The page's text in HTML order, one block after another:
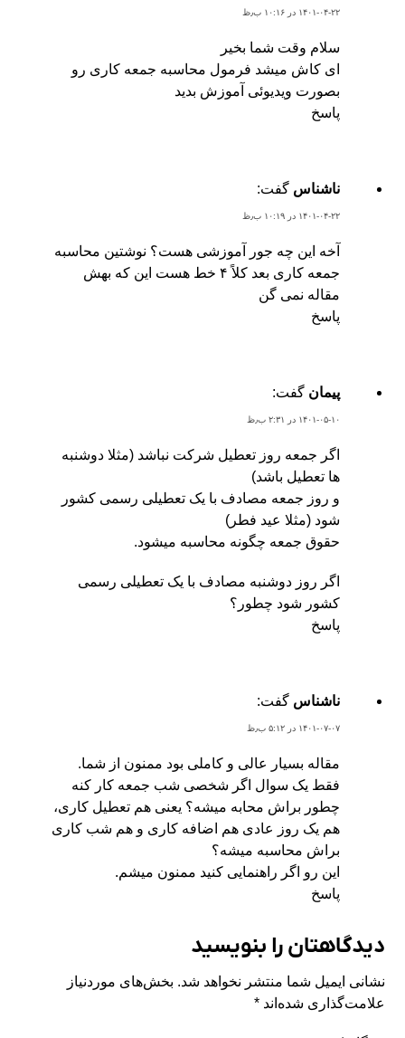
۱۴۰۱-۰۴-۲۲ در ۱۰:۱۶ ب٫ظ
سلام وقت شما بخیر
ای کاش میشد فرمول محاسبه جمعه کاری رو
بصورت ویدیوئی آموزش بدید
پاسخ
ناشناس گفت:
۱۴۰۱-۰۴-۲۲ در ۱۰:۱۹ ب٫ظ
آخه این چه جور آموزشی هست؟ نوشتین محاسبه
جمعه کاری بعد کلاً ۴ خط هست این که بهش
مقاله نمی گن
پاسخ
پیمان گفت:
۱۴۰۱-۰۵-۱۰ در ۲:۳۱ ب٫ظ
اگر جمعه روز تعطیل شرکت نباشد (مثلا دوشنبه
ها تعطیل باشد)
و روز جمعه مصادف با یک تعطیلی رسمی کشور
شود (مثلا عید فطر)
حقوق جمعه چگونه محاسبه میشود.
اگر روز دوشنبه مصادف با یک تعطیلی رسمی
کشور شود چطور؟
پاسخ
ناشناس گفت:
۱۴۰۱-۰۷-۰۷ در ۵:۱۲ ب٫ظ
مقاله بسیار عالی و کاملی بود ممنون از شما.
فقط یک سوال اگر شخصی شب جمعه کار کنه
چطور براش محابه میشه؟ یعنی هم تعطیل کاری،
هم یک روز عادی هم اضافه کاری و هم شب کاری
براش محاسبه میشه؟
این رو اگر راهنمایی کنید ممنون میشم.
پاسخ
دیدگاهتان را بنویسید
نشانی ایمیل شما منتشر نخواهد شد. بخش‌های موردنیاز
علامت‌گذاری شده‌اند*